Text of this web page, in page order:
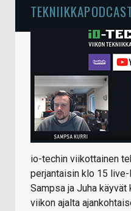
io-techin viikottainen
perjantaisin klo 15
Sampsa ja Juha
viikon ajalta